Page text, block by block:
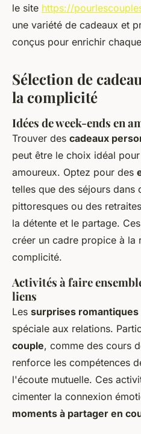
le site https://
une variété de cadeaux et
conçus pour enrichir
Sélection de
la complicité
Idées de week-ends en
Trouver des cadeaux
peut être le choix idéal
amoureux. Optez pour des
telles que des séjours dans
pittoresques ou des
la détente et le partage.
créer un cadre propice à la
complicité.
Activités à faire
liens
Les surprises romantiques
spéciale aux relations.
couple, comme des cours
renforce les compétences
l'écoute mutuelle. Ces
cimenter la connexion
moments à partager en